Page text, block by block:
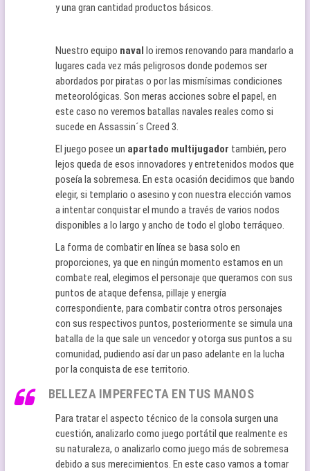
y una gran cantidad productos básicos.
Nuestro equipo naval lo iremos renovando para mandarlo a
lugares cada vez más peligrosos donde podemos ser
abordados por piratas o por las mismísimas condiciones
meteorológicas. Son meras acciones sobre el papel, en
este caso no veremos batallas navales reales como si
sucede en Assassin´s Creed 3.
El juego posee un apartado multijugador también, pero
lejos queda de esos innovadores y entretenidos modos que
poseía la sobremesa. En esta ocasión decidimos que bando
elegir, si templario o asesino y con nuestra elección vamos
a intentar conquistar el mundo a través de varios nodos
disponibles a lo largo y ancho de todo el globo terráqueo.
La forma de combatir en línea se basa solo en
proporciones, ya que en ningún momento estamos en un
combate real, elegimos el personaje que queramos con sus
puntos de ataque defensa, pillaje y energía
correspondiente, para combatir contra otros personajes
con sus respectivos puntos, posteriormente se simula una
batalla de la que sale un vencedor y otorga sus puntos a su
comunidad, pudiendo así dar un paso adelante en la lucha
por la conquista de ese territorio.
BELLEZA IMPERFECTA EN TUS MANOS
Para tratar el aspecto técnico de la consola surgen una
cuestión, analizarlo como juego portátil que realmente es
su naturaleza, o analizarlo como juego más de sobremesa
debido a sus merecimientos. En este caso vamos a tomar